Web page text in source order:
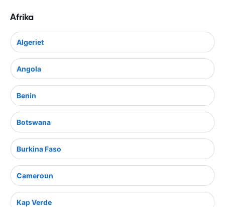
Afrika
Algeriet
Angola
Benin
Botswana
Burkina Faso
Cameroun
Kap Verde